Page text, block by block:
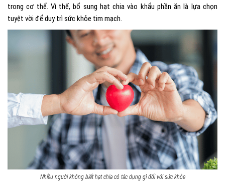
trong cơ thể. Vì thế, bổ sung hạt chia vào khẩu phần ăn là lựa chọn
tuyệt vời để duy trì sức khỏe tim mạch.
Nhiều người không biết hạt chia có tác dụng gì đối với sức khỏe